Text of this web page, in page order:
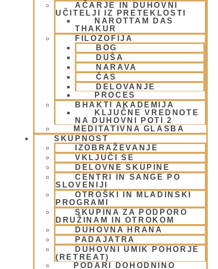
AČARJE IN DUHOVNI
UČITELJI IZ PRETEKLOSTI
NAROTTAM DAS
THAKUR
FILOZOFIJA
BOG
DUŠA
NARAVA
ČAS
DELOVANJE
PROCES
BHAKTI AKADEMIJA
KLJUČNE VREDNOTE
NA DUHOVNI POTI 2
MEDITATIVNA GLASBA
SKUPNOST
IZOBRAŽEVANJE
VKLJUČI SE
DELOVNE SKUPINE
CENTRI IN SANGE PO
SLOVENIJI
OTROŠKI IN MLADINSKI
PROGRAMI
SKUPINA ZA PODPORO
DRUŽINAM IN OTROKOM
DUHOVNA HRANA
PADAJATRA
DUHOVNI UMIK POHORJE
(RETREAT)
PODARI DOHODNINO
GAURA PURNIMA 2026
23 februarja, 2026
Preberi več »
Priporočila glede poslušanja
kirtanov
4 avgusta, 2025